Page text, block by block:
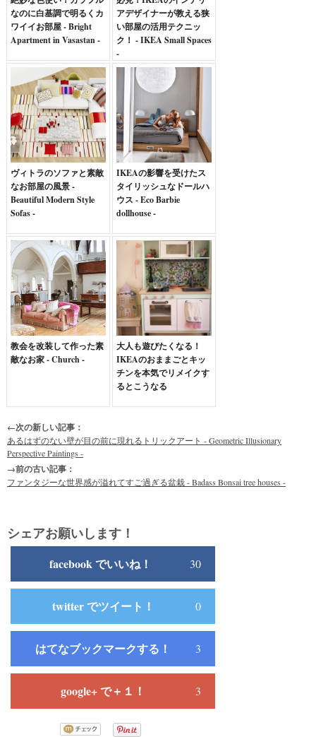
なのに白基調で明るくカ
ワイイお部屋 - Bright
Apartment in Vasastan -
アデザイナーが教える狭
い部屋の活用テクニッ
ク！ - IKEA Small Spaces
-
ヴィトラのソファと素敵
なお部屋の風景 -
Beautiful Modern Style
Sofas -
IKEAの影響を受けたス
タイリッシュなドールハ
ウス - Eco Barbie
dollhouse -
教会を改装して作った素
敵なお家 - Church -
大人も遊びたくなる！
IKEAのおままごとキッ
チンを本気でリメイクす
るとこうなる
←次の新しい記事：
あるはずのない壁が目の前に現れるトリックアート - Geometric Illusionary
Perspective Paintings -
→前の古い記事：
ファンタジーな世界感が溢れてすご過ぎる盆栽 - Badass Bonsai tree houses -
シェアお願いします！
facebook でいいね！ 30
twitter でツイート！ 0
はてなブックマークする！ 3
google+ で＋１！ 3